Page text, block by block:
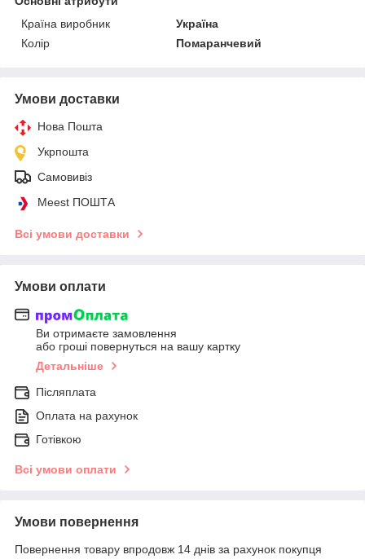
Країна виробник
Україна
Колір
Помаранчевий
Умови доставки
Нова Пошта
Укрпошта
Самовивіз
Meest ПОШТА
Всі умови доставки
Умови оплати
Ви отримаєте замовлення
або гроші повернуться на вашу картку
Детальніше
Післяплата
Оплата на рахунок
Готівкою
Всі умови оплати
Умови повернення
Повернення товару впродовж 14 днів за рахунок покупця